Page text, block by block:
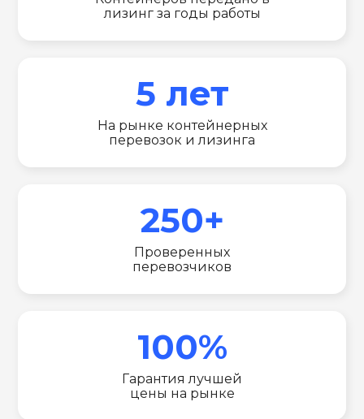
лизинг за годы работы
5 лет
На рынке контейнерных
перевозок и лизинга
250+
Проверенных
перевозчиков
100%
Гарантия лучшей
цены на рынке